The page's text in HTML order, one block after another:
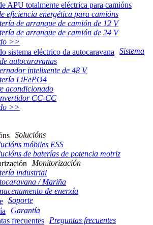
eficiencia energética para camións
de arranque de camión de 12 V
de arranque de camión de 24 V
>>
Sistema
autocaravanas
intelixente de 48 V
LiFePO4
acondicionado
CC-CC
>>
Solucións
móbiles ESS
de baterías de potencia motriz
Monitorización
industrial
/ Mariña
de enerxía
Soporte
Garantía
Preguntas frecuentes